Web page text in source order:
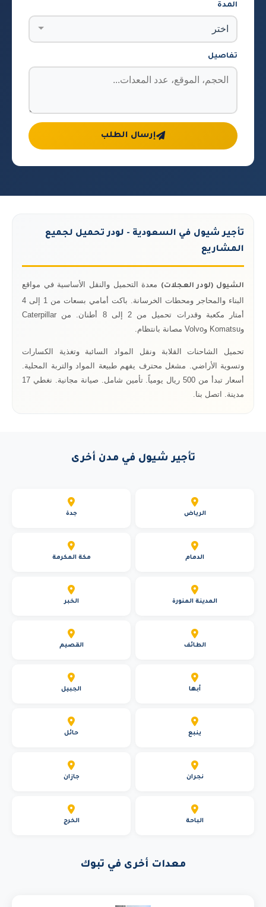
المدة
تفاصيل
إرسال الطلب
تأجير شيول في السعودية - لودر تحميل لجميع
المشاريع
الشيول (لودر العجلات)
معدة التحميل والنقل الأساسية في مواقع
البناء والمحاجر ومحطات الخرسانة. باكت أمامي بسعات من 1 إلى 4
أمتار مكعبة وقدرات تحميل من 2 إلى 8 أطنان. من Caterpillar
وKomatsu وVolvo مصانة بانتظام.
تحميل الشاحنات القلابة ونقل المواد السائبة وتغذية الكسارات
وتسوية الأراضي. مشغل محترف يفهم طبيعة المواد والتربة المحلية.
أسعار تبدأ من 500 ريال يومياً. تأمين شامل. صيانة مجانية. نغطي 17
مدينة. اتصل بنا.
تأجير شيول في مدن أخرى
الرياض جدة
الدمام مكة المكرمة
المدينة المنورة الخبر
الطائف القصيم
أبها الجبيل
ينبع حائل
نجران جازان
الباحة الخرج
معدات أخرى في تبوك